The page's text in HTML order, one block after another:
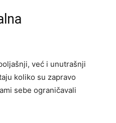
već i unutrašnji
koliko su zapravo
sebe ograničavali